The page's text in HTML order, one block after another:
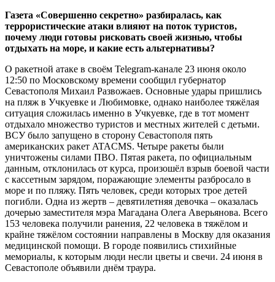
Газета «Совершенно секретно» разбиралась, как
террористические атаки влияют на поток туристов,
почему люди готовы рисковать своей жизнью, чтобы
отдыхать на море, и какие есть альтернативы?
О ракетной атаке в своём Telegram-канале 23 июня около
12:50 по Московскому времени сообщил губернатор
Севастополя Михаил Развожаев. Основные удары пришлись
на пляж в Учкуевке и Любимовке, однако наиболее тяжёлая
ситуация сложилась именно в Учкуевке, где в тот момент
отдыхало множество туристов и местных жителей с детьми.
ВСУ было запущено в сторону Севастополя пять
американских ракет ATACMS. Четыре ракеты были
уничтожены силами ПВО. Пятая ракета, по официальным
данным, отклонилась от курса, произошёл взрыв боевой части
с кассетным зарядом, поражающие элементы разбросало в
море и по пляжу. Пять человек, среди которых трое детей
погибли. Одна из жертв – девятилетняя девочка – оказалась
дочерью заместителя мэра Магадана Олега Аверьянова. Всего
153 человека получили ранения, 22 человека в тяжёлом и
крайне тяжёлом состоянии направлены в Москву для оказания
медицинской помощи. В городе появились стихийные
мемориалы, к которым люди несли цветы и свечи. 24 июня в
Севастополе объявили днём траура.